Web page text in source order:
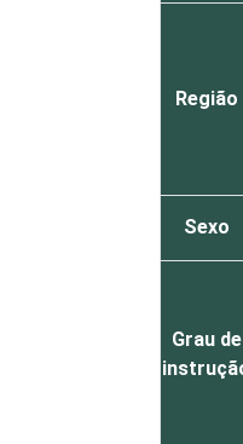
Região
Sexo
Grau de